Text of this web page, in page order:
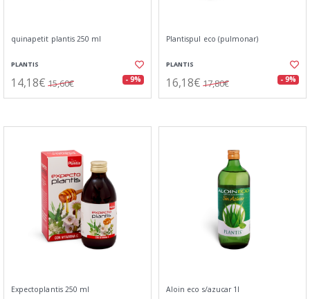
quinapetit plantis 250 ml
PLANTIS
14,18€ 15,60€ - 9%
Plantispul eco (pulmonar)
PLANTIS
16,18€ 17,80€ - 9%
Expectoplantis 250 ml Aloin eco s/azucar 1l